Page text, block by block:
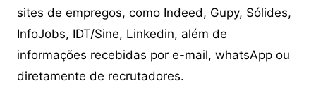
sites de empregos, como Indeed, Gupy, Sólides,
InfoJobs, IDT/Sine, Linkedin, além de
informações recebidas por e-mail, whatsApp ou
diretamente de recrutadores.